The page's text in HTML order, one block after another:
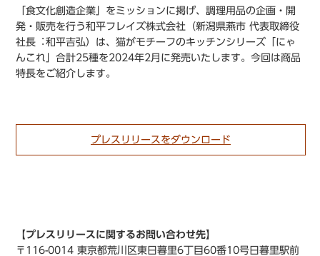
「食文化創造企業」をミッションに掲げ、調理用品の企画・開
発・販売を行う和平フレイズ株式会社（新潟県燕市 代表取締役
社長︓和平吉弘）は、猫がモチーフのキッチンシリーズ「にゃ
んこれ」合計25種を2024年2月に発売いたします。今回は商品
特長をご紹介します。
プレスリリースをダウンロード
【プレスリリースに関するお問い合わせ先】
〒116-0014 東京都荒川区東日暮里6丁目60番10号日暮里駅前